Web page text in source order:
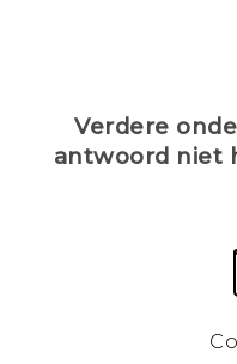
Verdere
antwoord niet